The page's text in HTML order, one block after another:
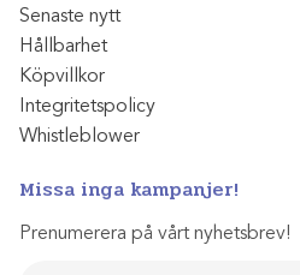
Senaste nytt
Hållbarhet
Köpvillkor
Integritetspolicy
Whistleblower
Missa inga kampanjer!
Prenumerera på vårt nyhetsbrev!